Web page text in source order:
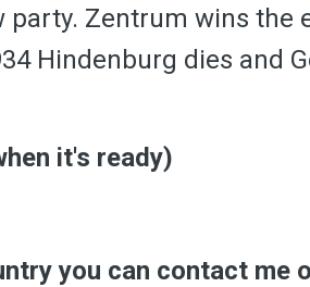
Zentrum wins the
Hindenburg dies and
it's ready)
you can contact me